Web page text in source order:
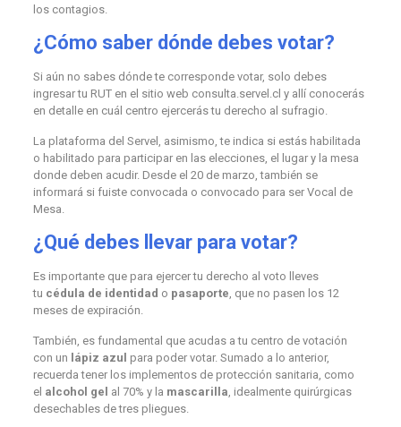
los contagios.
¿Cómo saber dónde debes votar?
Si aún no sabes dónde te corresponde votar, solo debes
ingresar tu RUT en el sitio web consulta.servel.cl y allí conocerás
en detalle en cuál centro ejercerás tu derecho al sufragio.
La plataforma del Servel, asimismo, te indica si estás habilitada
o habilitado para participar en las elecciones, el lugar y la mesa
donde deben acudir. Desde el 20 de marzo, también se
informará si fuiste convocada o convocado para ser Vocal de
Mesa.
¿Qué debes llevar para votar?
Es importante que para ejercer tu derecho al voto lleves
tu cédula de identidad o pasaporte , que no pasen los 12
meses de expiración.
También, es fundamental que acudas a tu centro de votación
con un lápiz azul para poder votar. Sumado a lo anterior,
recuerda tener los implementos de protección sanitaria, como
el alcohol gel al 70% y la mascarilla , idealmente quirúrgicas
desechables de tres pliegues.